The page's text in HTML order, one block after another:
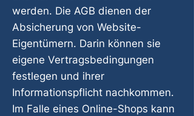
werden. Die AGB dienen der
Absicherung von Website-
Eigentümern. Darin können sie
eigene Vertragsbedingungen
festlegen und ihrer
Informationspflicht nachkommen.
Im Falle eines Online-Shops kann